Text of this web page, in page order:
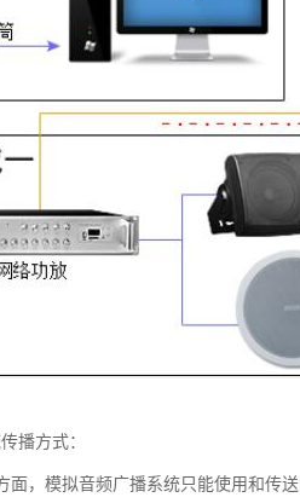
播方式：
面，模拟音频广播系统只能使用和传